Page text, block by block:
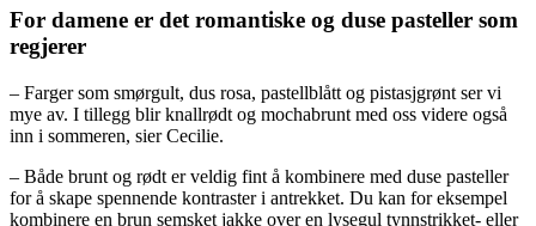
For damene er det romantiske og duse pasteller som
regjerer
– Farger som smørgult, dus rosa, pastellblått og pistasjgrønt ser vi
mye av. I tillegg blir knallrødt og mochabrunt med oss videre også
inn i sommeren, sier Cecilie.
– Både brunt og rødt er veldig fint å kombinere med duse pasteller
for å skape spennende kontraster i antrekket. Du kan for eksempel
kombinere en brun semsket jakke over en lysegul tynnstrikket- eller